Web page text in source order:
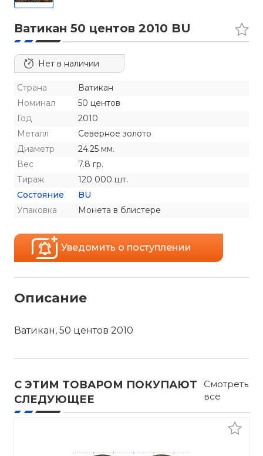
Ватикан 50 центов 2010 BU
Нет в наличии
Страна
Ватикан
Номинал
50 центов
Год
2010
Металл
Северное золото
Диаметр
24.25 мм.
Вес
7.8 гр.
Тираж
120 000 шт.
Состояние
BU
Упаковка
Монета в блистере
Уведомить о поступлении
Описание
Ватикан, 50 центов 2010
С ЭТИМ ТОВАРОМ ПОКУПАЮТ
СЛЕДУЮЩЕЕ
Смотреть
все